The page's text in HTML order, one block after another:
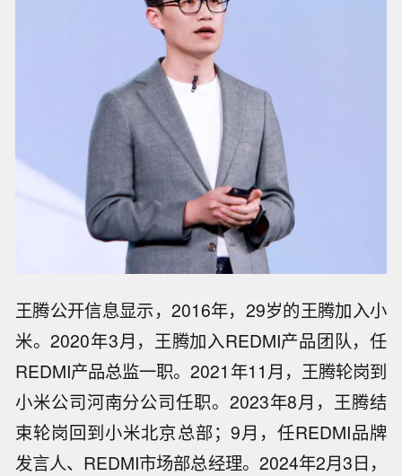
王腾公开信息显示，2016年，29岁的王腾加入小
米。2020年3月，王腾加入REDMI产品团队，任
REDMI产品总监一职。2021年11月，王腾轮岗到
小米公司河南分公司任职。2023年8月，王腾结
束轮岗回到小米北京总部；9月，任REDMI品牌
发言人、REDMI市场部总经理。2024年2月3日，